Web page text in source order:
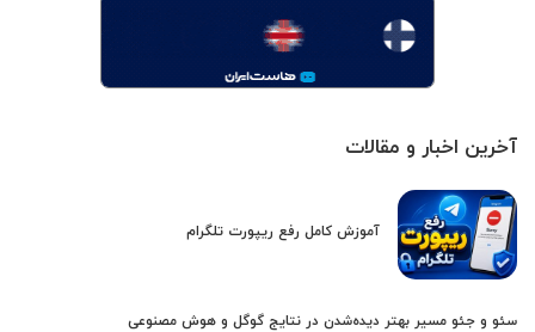
آخرین اخبار و مقالات
آموزش کامل رفع ریپورت تلگرام
سئو و جئو مسیر بهتر دیده‌شدن در نتایج گوگل و هوش مصنوعی